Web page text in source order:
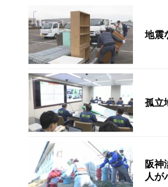
地震
孤立
阪神
人が